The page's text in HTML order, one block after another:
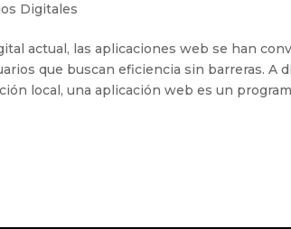
Digitales
actual, las aplicaciones web se han
que buscan eficiencia sin barreras. A
local, una aplicación web es un